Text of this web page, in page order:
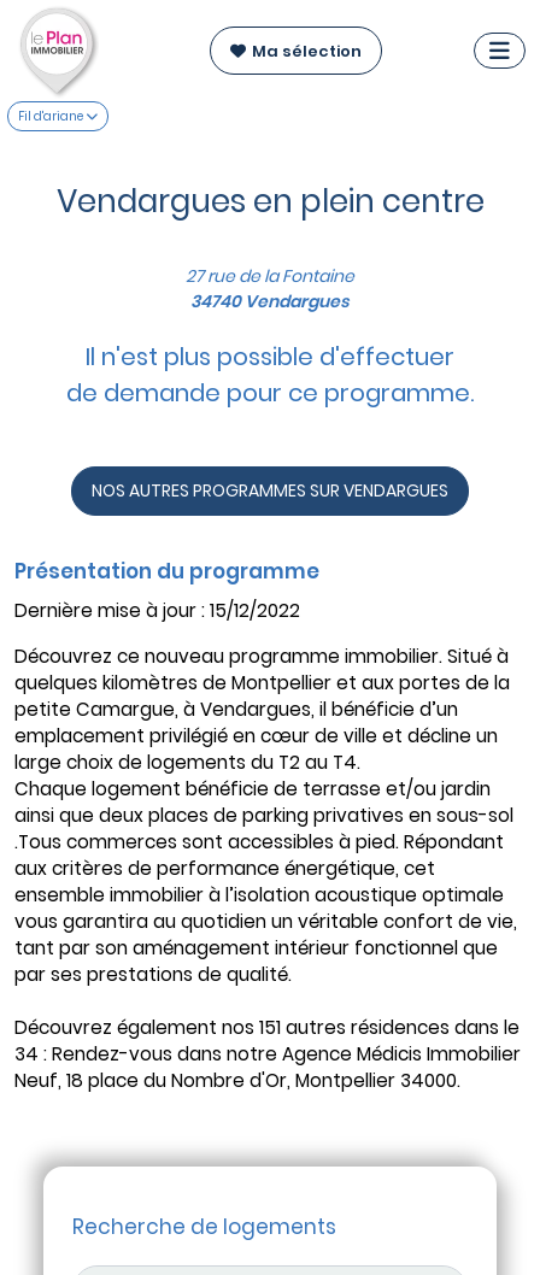
Ma sélection
Fil d'ariane
Vendargues en plein centre
27 rue de la Fontaine
34740 Vendargues
Il n'est plus possible d'effectuer
de demande pour ce programme.
NOS AUTRES PROGRAMMES SUR VENDARGUES
Présentation du programme
Dernière mise à jour : 15/12/2022
Découvrez ce nouveau programme immobilier. Situé à
quelques kilomètres de Montpellier et aux portes de la
petite Camargue, à Vendargues, il bénéficie d’un
emplacement privilégié en cœur de ville et décline un
large choix de logements du T2 au T4.
Chaque logement bénéficie de terrasse et/ou jardin
ainsi que deux places de parking privatives en sous-sol
.Tous commerces sont accessibles à pied. Répondant
aux critères de performance énergétique, cet
ensemble immobilier à l’isolation acoustique optimale
vous garantira au quotidien un véritable confort de vie,
tant par son aménagement intérieur fonctionnel que
par ses prestations de qualité.
Découvrez également nos 151 autres résidences dans le
34 : Rendez-vous dans notre Agence Médicis Immobilier
Neuf, 18 place du Nombre d'Or, Montpellier 34000.
Recherche de logements